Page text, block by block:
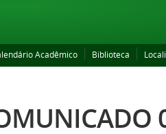
Acadêmico Biblioteca